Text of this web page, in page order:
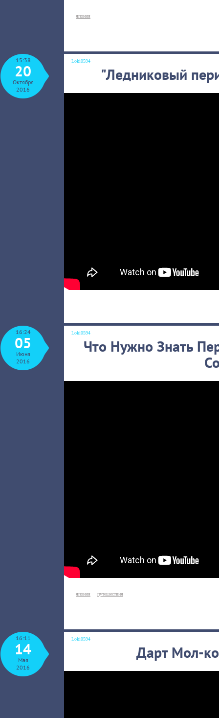
япония
15:38
20
Октября
2016
Loki0594
"Ледниковый
16:24
05
Июня
2016
Loki0594
Что Нужно Знать
япония путешествия
16:11
14
Мая
2016
Loki0594
Дарт Мол-